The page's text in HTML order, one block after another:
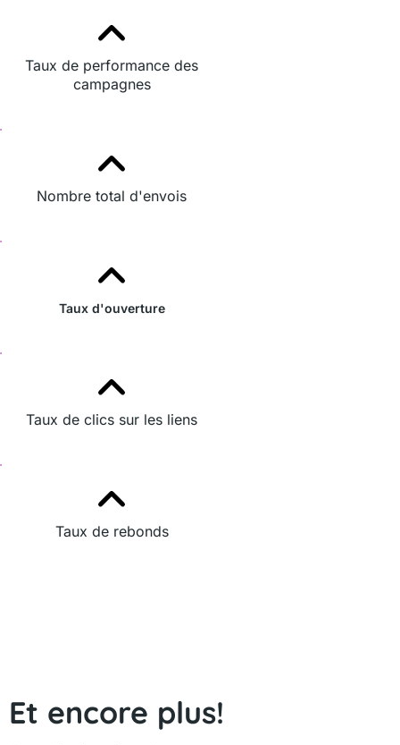
Taux de performance des
campagnes
Nombre total d'envois
Taux d'ouverture
Taux de clics sur les liens
Taux de rebonds
Et encore plus!